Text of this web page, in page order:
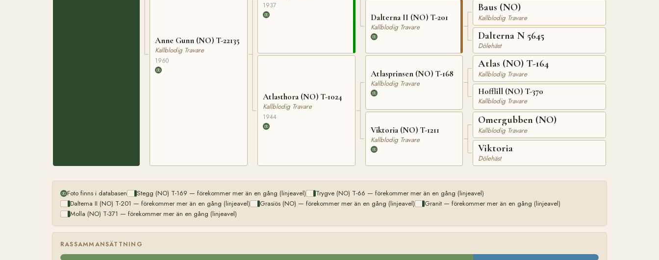
Anne Gunn (NO) T-22135
Kallblodig Travare
1960
1937
Atlasthora (NO) T-1024
Kallblodig Travare
1944
Dalterna II (NO) T-201
Kallblodig Travare
Atlasprinsen (NO) T-168
Kallblodig Travare
Viktoria (NO) T-1211
Kallblodig Travare
Baus (NO)
Kallblodig Travare
Dalterna N 5645
Dölehäst
Atlas (NO) T-164
Kallblodig Travare
Hofflill (NO) T-370
Kallblodig Travare
Omergubben (NO)
Kallblodig Travare
Viktoria
Dölehäst
Foto finns i databasen Stegg (NO) T-169 — förekommer mer än en gång (linjeavel)
Trygve (NO) T-66 — förekommer mer än en gång (linjeavel)
Dalterna II (NO) T-201 — förekommer mer än en gång (linjeavel)
Grasiös (NO) — förekommer mer än en gång (linjeavel)
Granit — förekommer mer än en gång (linjeavel)
Molla (NO) T-371 — förekommer mer än en gång (linjeavel)
RASSAMMANSÄTTNING